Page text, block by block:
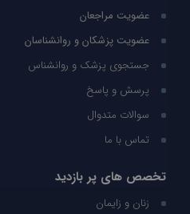
عضویت مراجعان
عضویت پزشکان و روانشناسان
جستجوی پزشک و روانشناس
پرسش و پاسخ
سوالات متدوال
تماس با ما
تخصص های پر بازدید
زنان و زایمان